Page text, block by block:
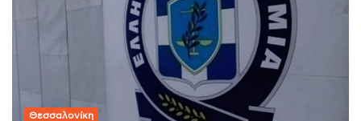
Θεσσαλονίκη